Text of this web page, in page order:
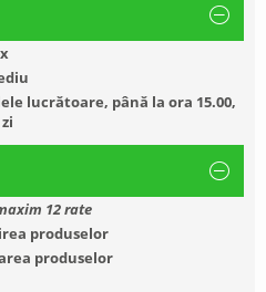
lucrătoare, până la ora 15.00,
12 rate
produselor
produselor